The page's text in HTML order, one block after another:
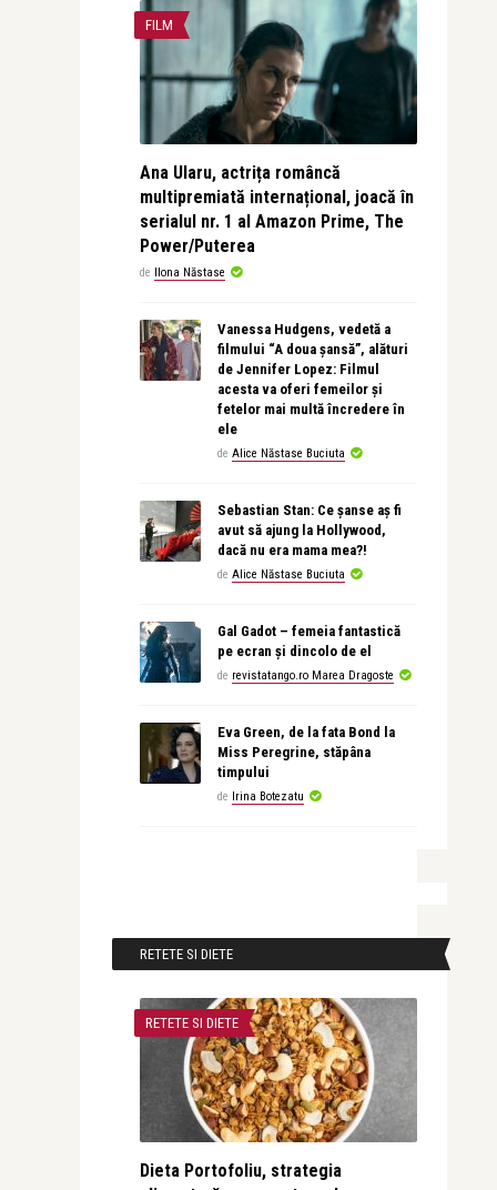
FILM
Ana Ularu, actrița româncă
multipremiată internațional, joacă în
serialul nr. 1 al Amazon Prime, The
Power/Puterea
de Ilona Năstase
Vanessa Hudgens, vedetă a
filmului “A doua șansă”, alături
de Jennifer Lopez: Filmul
acesta va oferi femeilor și
fetelor mai multă încredere în
ele
de Alice Năstase Buciuta
Sebastian Stan: Ce șanse aș fi
avut să ajung la Hollywood,
dacă nu era mama mea?!
de Alice Năstase Buciuta
Gal Gadot – femeia fantastică
pe ecran și dincolo de el
de revistatango.ro Marea Dragoste
Eva Green, de la fata Bond la
Miss Peregrine, stăpâna
timpului
de Irina Botezatu
RETETE SI DIETE
RETETE SI DIETE
Dieta Portofoliu, strategia